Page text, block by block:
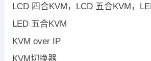
LCD 四合KVM，LCD 五合KVM，
LED 五合KVM
KVM over IP
KVM切换器